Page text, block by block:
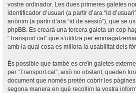
vostre ordinador. Les dues primeres galetes
identificador d’usuari (a partir d’ara “id
anònim (a partir d’ara “id de sessió”), que se
phpBB. Es crearà una tercera galeta un cop
“Transport.cat” que s’utilitza per
amb la qual cosa es millora la usabilitat dels
És possible que també es creïn galetes
per “Transport.cat”, això no obstant, queden
document que només pretén cobrir les
segona manera en què recollim la vostra